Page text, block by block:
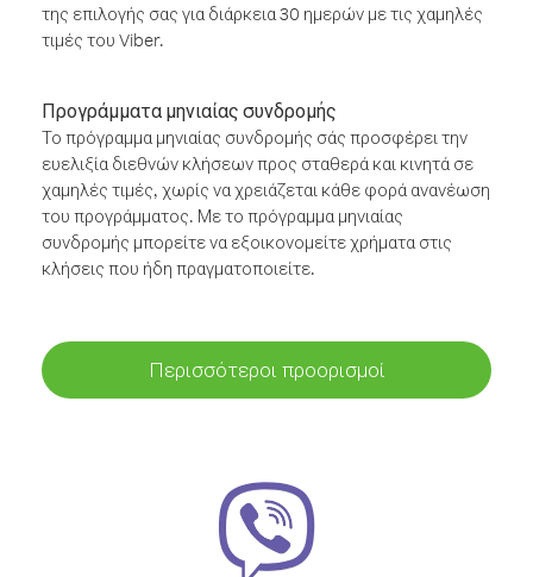
της επιλογής σας για διάρκεια 30 ημερών με τις χαμηλές
τιμές του Viber.
Προγράμματα μηνιαίας συνδρομής
Το πρόγραμμα μηνιαίας συνδρομής σάς προσφέρει την
ευελιξία διεθνών κλήσεων προς σταθερά και κινητά σε
χαμηλές τιμές, χωρίς να χρειάζεται κάθε φορά ανανέωση
του προγράμματος. Με το πρόγραμμα μηνιαίας
συνδρομής μπορείτε να εξοικονομείτε χρήματα στις
κλήσεις που ήδη πραγματοποιείτε.
Περισσότεροι προορισμοί